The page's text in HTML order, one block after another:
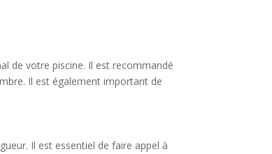
de votre piscine. Il est recommandé
Il est également important de
Il est essentiel de faire appel à